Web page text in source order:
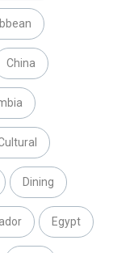
China
Dining
Egypt